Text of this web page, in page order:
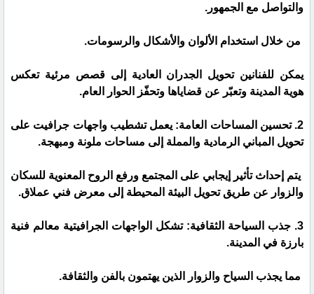
والتواصل مع الجمهور.
من خلال استخدام الألوان والأشكال والرسومات.
يمكن للفنانين تحويل الجدران العادية إلى قصص مرئية تعكس
هوية المدينة وتعبّر عن قضاياها وتحفّز الحوار العام.
2. تحسين المساحات العامة: يعمل تشطيب واجهات جرافيت على
تحويل المباني الرمادية والمملة إلى مساحات ملونة ومبهجة.
يتم إحداث تأثير إيجابي على المجتمع ورفع الروح المعنوية للسكان
والزوار عن طريق تحويل البيئة المحيطة إلى معرض فني عملاق.
3. جذب السياحة الثقافية: تشكل الواجهات الجرافيتية معالم فنية
بارزة في المدينة.
مما يجذب السياح والزوار الذين يهتمون بالفن والثقافة.